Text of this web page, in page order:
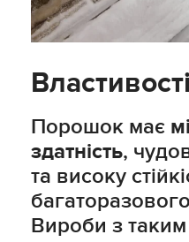
Властивості
Порошок має
здатність,
та високу
Вироби з